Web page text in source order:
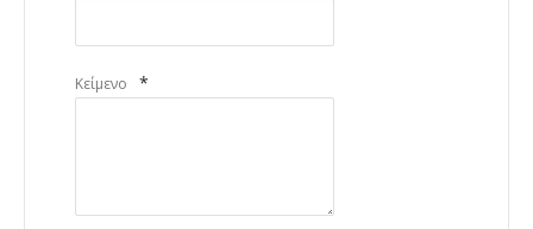
Κείμενο *